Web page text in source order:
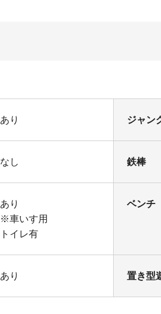
あり ジャン
なし 鉄棒
あり
※車いす用
トイレ有
ベンチ
あり 置き型